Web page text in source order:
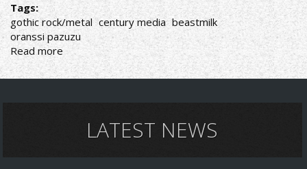
Tags:
gothic rock/metal century media beastmilk
oranssi pazuzu
Read more about
Επιμεταλλωμένο
Γοτθικό
LATEST NEWS